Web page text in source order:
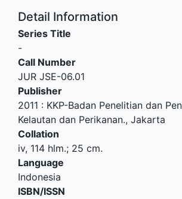
Detail Information
Series Title
-
Call Number
JUR JSE-06.01
Publisher
2011 : KKP-Badan Penelitian dan
Kelautan dan Perikanan., Jakarta
Collation
iv, 114 hlm.; 25 cm.
Language
Indonesia
ISBN/ISSN